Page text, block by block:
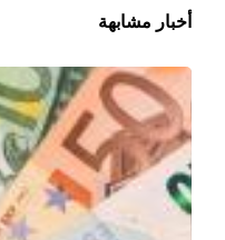
أخبار مشابهة